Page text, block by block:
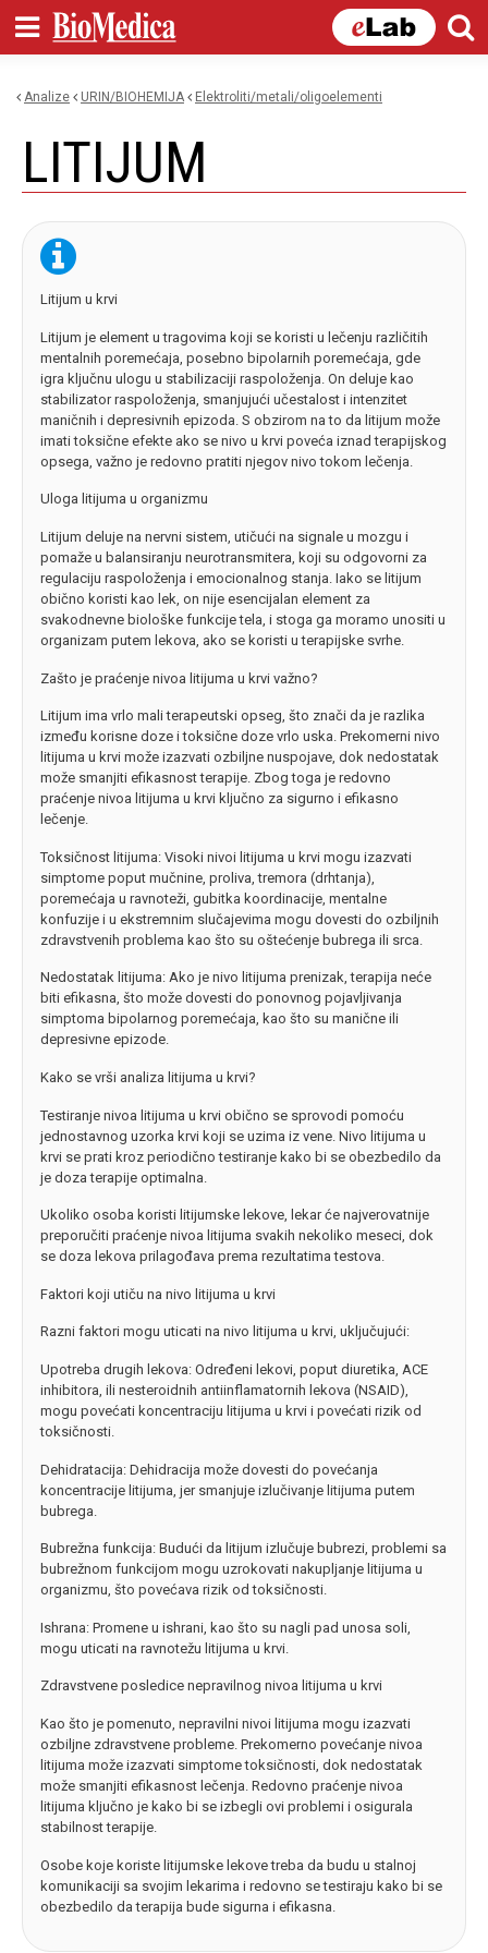
content
Analize URIN/BIOHEMIJA elektroliti/metali/oligoelementi
LITIJUM
Litijum u krvi
Litijum je element u tragovima koji se koristi u lečenju različitih
mentalnih poremećaja, posebno bipolarnih poremećaja, gde
igra ključnu ulogu u stabilizaciji raspoloženja. On deluje kao
stabilizator raspoloženja, smanjujući učestalost i intenzitet
maničnih i depresivnih epizoda. S obzirom na to da litijum može
imati toksične efekte ako se nivo u krvi poveća iznad terapijskog
opsega, važno je redovno pratiti njegov nivo tokom lečenja.
Uloga litijuma u organizmu
Litijum deluje na nervni sistem, utičući na signale u mozgu i
pomaže u balansiranju neurotransmitera, koji su odgovorni za
regulaciju raspoloženja i emocionalnog stanja. Iako se litijum
obično koristi kao lek, on nije esencijalan element za
svakodnevne biološke funkcije tela, i stoga ga moramo unositi u
organizam putem lekova, ako se koristi u terapijske svrhe.
Zašto je praćenje nivoa litijuma u krvi važno?
Litijum ima vrlo mali terapeutski opseg, što znači da je razlika
između korisne doze i toksične doze vrlo uska. Prekomerni nivo
litijuma u krvi može izazvati ozbiljne nuspojave, dok nedostatak
može smanjiti efikasnost terapije. Zbog toga je redovno
praćenje nivoa litijuma u krvi ključno za sigurno i efikasno
lečenje.
Toksičnost litijuma: Visoki nivoi litijuma u krvi mogu izazvati
simptome poput mučnine, proliva, tremora (drhtanja),
poremećaja u ravnoteži, gubitka koordinacije, mentalne
konfuzije i u ekstremnim slučajevima mogu dovesti do ozbiljnih
zdravstvenih problema kao što su oštećenje bubrega ili srca.
Nedostatak litijuma: Ako je nivo litijuma prenizak, terapija neće
biti efikasna, što može dovesti do ponovnog pojavljivanja
simptoma bipolarnog poremećaja, kao što su manične ili
depresivne epizode.
Kako se vrši analiza litijuma u krvi?
Testiranje nivoa litijuma u krvi obično se sprovodi pomoću
jednostavnog uzorka krvi koji se uzima iz vene. Nivo litijuma u
krvi se prati kroz periodično testiranje kako bi se obezbedilo da
je doza terapije optimalna.
Ukoliko osoba koristi litijumske lekove, lekar će najverovatnije
preporučiti praćenje nivoa litijuma svakih nekoliko meseci, dok
se doza lekova prilagođava prema rezultatima testova.
Faktori koji utiču na nivo litijuma u krvi
Razni faktori mogu uticati na nivo litijuma u krvi, uključujući:
Upotreba drugih lekova: Određeni lekovi, poput diuretika, ACE
inhibitora, ili nesteroidnih antiinflamatornih lekova (NSAID),
mogu povećati koncentraciju litijuma u krvi i povećati rizik od
toksičnosti.
Dehidratacija: Dehidracija može dovesti do povećanja
koncentracije litijuma, jer smanjuje izlučivanje litijuma putem
bubrega.
Bubrežna funkcija: Budući da litijum izlučuje bubrezi, problemi sa
bubrežnom funkcijom mogu uzrokovati nakupljanje litijuma u
organizmu, što povećava rizik od toksičnosti.
Ishrana: Promene u ishrani, kao što su nagli pad unosa soli,
mogu uticati na ravnotežu litijuma u krvi.
Zdravstvene posledice nepravilnog nivoa litijuma u krvi
Kao što je pomenuto, nepravilni nivoi litijuma mogu izazvati
ozbiljne zdravstvene probleme. Prekomerno povećanje nivoa
litijuma može izazvati simptome toksičnosti, dok nedostatak
može smanjiti efikasnost lečenja. Redovno praćenje nivoa
litijuma ključno je kako bi se izbegli ovi problemi i osigurala
stabilnost terapije.
Osobe koje koriste litijumske lekove treba da budu u stalnoj
komunikaciji sa svojim lekarima i redovno se testiraju kako bi se
obezbedilo da terapija bude sigurna i efikasna.